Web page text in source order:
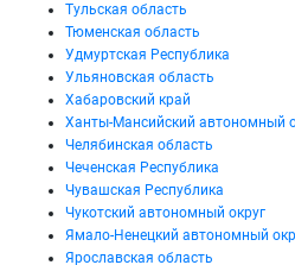
Тульская область
Тюменская область
Удмуртская Республика
Ульяновская область
Хабаровский край
Ханты-Мансийский автономный
Челябинская область
Чеченская Республика
Чувашская Республика
Чукотский автономный округ
Ямало-Ненецкий автономный
Ярославская область